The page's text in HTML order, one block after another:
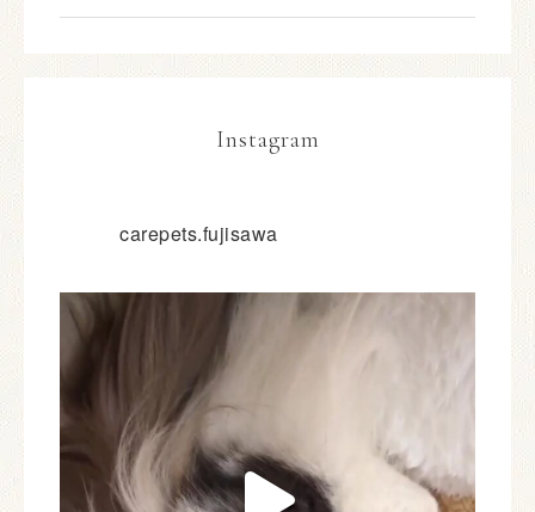
Instagram
carepets.fujisawa